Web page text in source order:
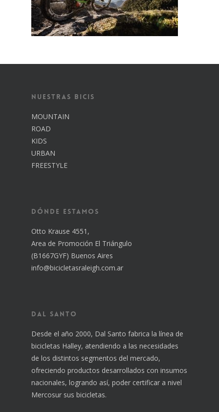
Nuestras Bicis
MOUNTAIN
ROAD
KIDS
URBAN
FREESTYLE
Dónde estamos
Otto Krause 4551,
Area de Promoción El Triángulo
(B1667GYF) Buenos Aires
info@bicicletasraleigh.com.ar
Dal Santo
Desde el año 2000, Dal Santo fabrica la línea de
bicicletas Halley, atendiendo a las necesidades
de los distintos segmentos del mercado,
ofreciendo productos desarrollados con insumos
nacionales, logrando así, poder certificar a nivel
Mercosur sus bicicletas.